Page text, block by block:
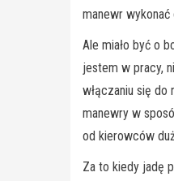
manewr
Ale miało być o
jestem w pracy,
włączaniu się
manewry w
od kierowców
Za to kiedy jadę